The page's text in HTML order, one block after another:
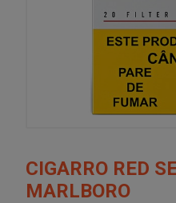
CIGARRO RED
MARLBORO